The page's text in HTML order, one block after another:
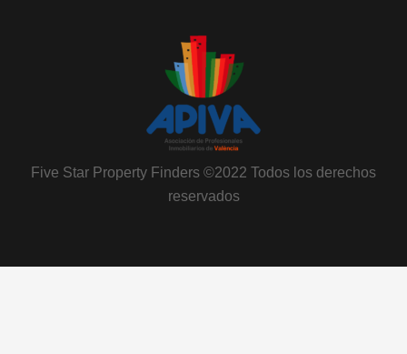
Five Star Property Finders ©2022 Todos los derechos
reservados